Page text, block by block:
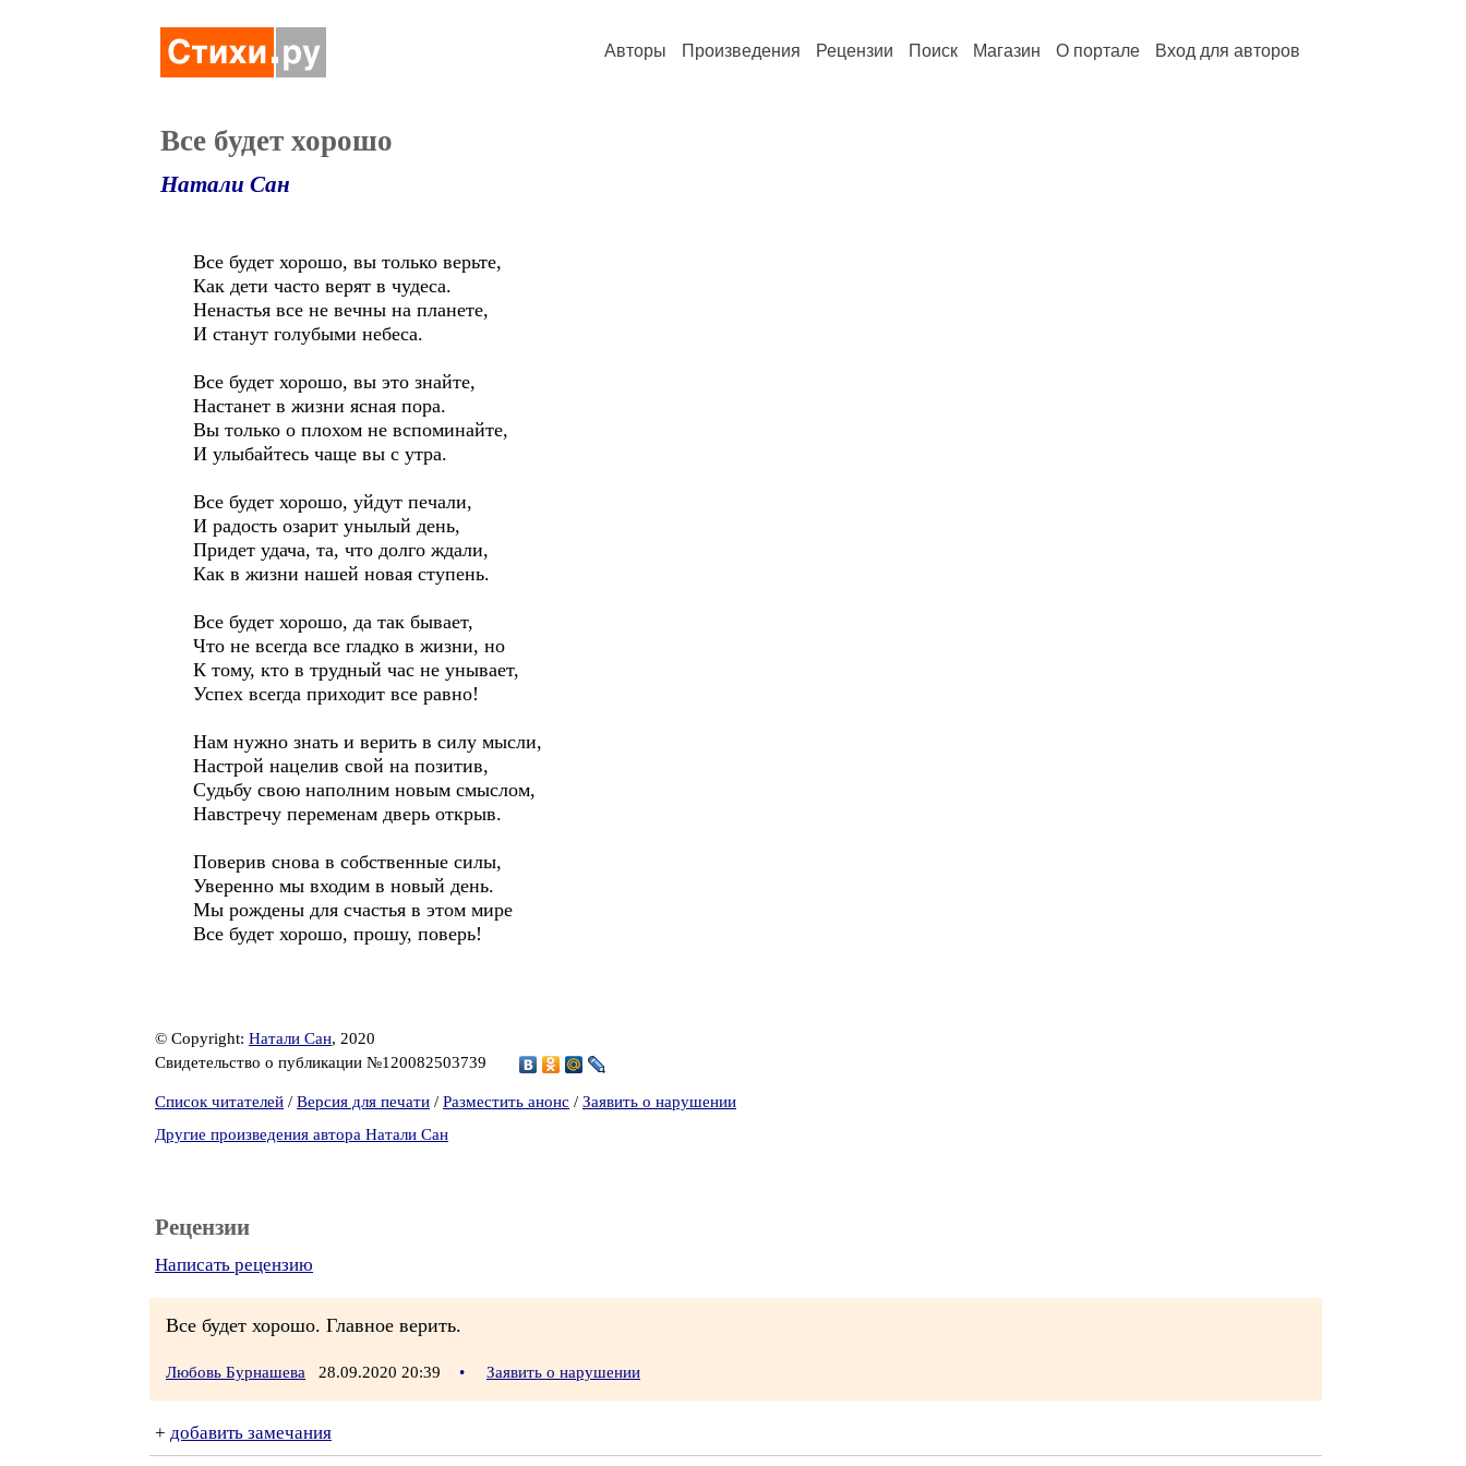
Авторы Произведения Рецензии Поиск Магазин О портале Вход для авторов
Все будет хорошо
Натали Сан
Все будет хорошо, вы только верьте,
Как дети часто верят в чудеса.
Ненастья все не вечны на планете,
И станут голубыми небеса.
Все будет хорошо, вы это знайте,
Настанет в жизни ясная пора.
Вы только о плохом не вспоминайте,
И улыбайтесь чаще вы с утра.
Все будет хорошо, уйдут печали,
И радость озарит унылый день,
Придет удача, та, что долго ждали,
Как в жизни нашей новая ступень.
Все будет хорошо, да так бывает,
Что не всегда все гладко в жизни, но
К тому, кто в трудный час не унывает,
Успех всегда приходит все равно!
Нам нужно знать и верить в силу мысли,
Настрой нацелив свой на позитив,
Судьбу свою наполним новым смыслом,
Навстречу переменам дверь открыв.
Поверив снова в собственные силы,
Уверенно мы входим в новый день.
Мы рождены для счастья в этом мире
Все будет хорошо, прошу, поверь!
© Copyright: Натали Сан, 2020
Свидетельство о публикации №120082503739
Список читателей / Версия для печати / Разместить анонс / Заявить о нарушении
Другие произведения автора Натали Сан
Рецензии
Написать рецензию
Все будет хорошо. Главное верить.
Любовь Бурнашева 28.09.2020 20:39 • Заявить о нарушении
+ добавить замечания